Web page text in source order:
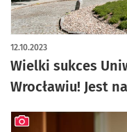
Wielki sukces
Wrocławiu! Jest
12.10.2023